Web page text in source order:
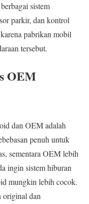
sistem
parkir, dan kontrol
pabrikan mobil
tersebut.
OEM
dan OEM adalah
penuh untuk
sementara OEM lebih
ingin sistem hiburan
mungkin lebih cocok.
original dan